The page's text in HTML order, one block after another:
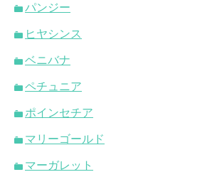
パンジー
ヒヤシンス
ベニバナ
ペチュニア
ポインセチア
マリーゴールド
マーガレット